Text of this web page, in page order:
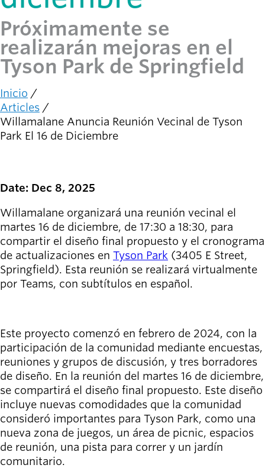
Explora las formas
newsmode
Últimas
noticias
Actualizaciones
Guía de
account_circle Inicia sesión
cuenta.
help Contacta
con
Willamalane
Secondary
navigation
Directors
About the
district
Find a job
Exercise
classes
Pool
schedule
Court
schedules
Próximamente se
realizarán mejoras en el
Tyson Park de Springfield
Ruta
de
navegación
Inicio
Articles
Willamalane Anuncia Reunión Vecinal de Tyson
Park El 16 de Diciembre
Date: Dec 8, 2025
Willamalane organizará una reunión vecinal el
martes 16 de diciembre, de 17:30 a 18:30, para
compartir el diseño final propuesto y el cronograma
de actualizaciones en Tyson Park (3405 E Street,
Springfield). Esta reunión se realizará virtualmente
por Teams, con subtítulos en español.
Este proyecto comenzó en febrero de 2024, con la
participación de la comunidad mediante encuestas,
reuniones y grupos de discusión, y tres borradores
de diseño. En la reunión del martes 16 de diciembre,
se compartirá el diseño final propuesto. Este diseño
incluye nuevas comodidades que la comunidad
consideró importantes para Tyson Park, como una
nueva zona de juegos, un área de picnic, espacios
de reunión, una pista para correr y un jardín
comunitario.